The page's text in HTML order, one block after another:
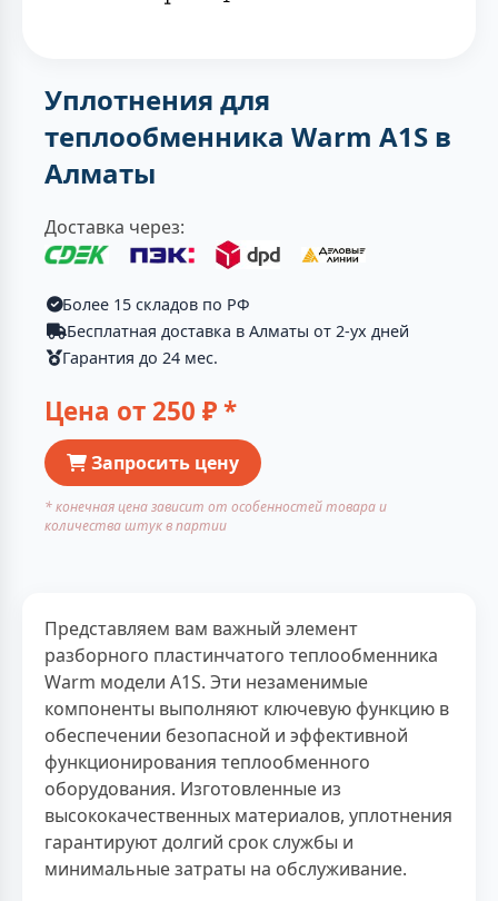
Уплотнения для
теплообменника Warm A1S в
Алматы
Доставка через:
Более 15 складов по РФ
Бесплатная доставка в Алматы от 2-ух дней
Гарантия до 24 мес.
Цена от 250 ₽ *
Запросить цену
* конечная цена зависит от особенностей товара и
количества штук в партии
Представляем вам важный элемент
разборного пластинчатого теплообменника
Warm модели A1S. Эти незаменимые
компоненты выполняют ключевую функцию в
обеспечении безопасной и эффективной
функционирования теплообменного
оборудования. Изготовленные из
высококачественных материалов, уплотнения
гарантируют долгий срок службы и
минимальные затраты на обслуживание.